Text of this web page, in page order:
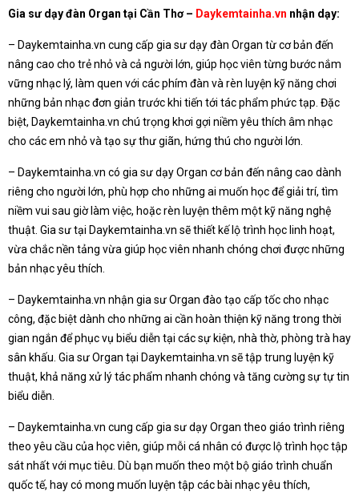
Gia sư dạy đàn Organ tại Cần Thơ – Daykemtainha.vn nhận dạy:
– Daykemtainha.vn cung cấp gia sư dạy đàn Organ từ cơ bản đến
nâng cao cho trẻ nhỏ và cả người lớn, giúp học viên từng bước nắm
vững nhạc lý, làm quen với các phím đàn và rèn luyện kỹ năng chơi
những bản nhạc đơn giản trước khi tiến tới tác phẩm phức tạp. Đặc
biệt, Daykemtainha.vn chú trọng khơi gợi niềm yêu thích âm nhạc
cho các em nhỏ và tạo sự thư giãn, hứng thú cho người lớn.
– Daykemtainha.vn có gia sư dạy Organ cơ bản đến nâng cao dành
riêng cho người lớn, phù hợp cho những ai muốn học để giải trí, tìm
niềm vui sau giờ làm việc, hoặc rèn luyện thêm một kỹ năng nghệ
thuật. Gia sư tại Daykemtainha.vn sẽ thiết kế lộ trình học linh hoạt,
vừa chắc nền tảng vừa giúp học viên nhanh chóng chơi được những
bản nhạc yêu thích.
– Daykemtainha.vn nhận gia sư Organ đào tạo cấp tốc cho nhạc
công, đặc biệt dành cho những ai cần hoàn thiện kỹ năng trong thời
gian ngắn để phục vụ biểu diễn tại các sự kiện, nhà thờ, phòng trà hay
sân khấu. Gia sư Organ tại Daykemtainha.vn sẽ tập trung luyện kỹ
thuật, khả năng xử lý tác phẩm nhanh chóng và tăng cường sự tự tin
biểu diễn.
– Daykemtainha.vn cung cấp gia sư dạy Organ theo giáo trình riêng
theo yêu cầu của học viên, giúp mỗi cá nhân có được lộ trình học tập
sát nhất với mục tiêu. Dù bạn muốn theo một bộ giáo trình chuẩn
quốc tế, hay có mong muốn luyện tập các bài nhạc yêu thích,